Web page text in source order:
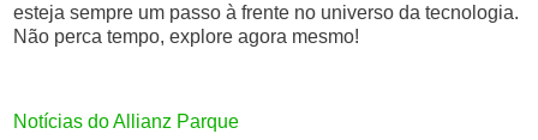
esteja sempre um passo à frente no universo da tecnologia.
Não perca tempo, explore agora mesmo!
Notícias do Allianz Parque